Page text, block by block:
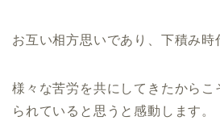
お互い相方思いであり、下積み時
様々な苦労を共にしてきたからこ
られていると思うと感動します。